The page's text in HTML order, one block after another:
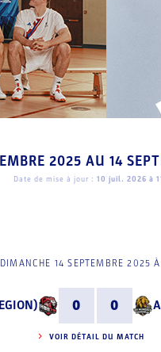
2025 AU 14
Date de mise à jour : 10 juil. 2026 à
DIMANCHE 14 SEPTEMBRE 2025
0 0
VOIR DÉTAIL DU MATCH